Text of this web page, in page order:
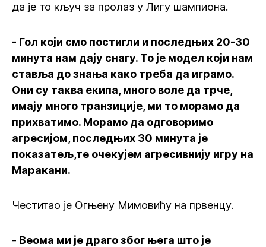
да је то кључ за пролаз у Лигу шампиона.
- Гол који смо постигли и последњих 20-30
минута нам дају снагу. То је модел који нам
ставља до знања како треба да играмо.
Они су таква екипа, много воле да трче,
имају много транзиције, ми то морамо да
прихватимо. Морамо да одговоримо
агресијом, последњих 30 минута је
показатељ,те очекујем агресивнију игру на
Маракани.
Честитао је Огњену Мимовићу на првенцу.
- Веома ми је драго због њега што је